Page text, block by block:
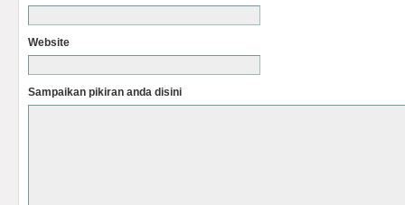
Website
Sampaikan pikiran anda disini